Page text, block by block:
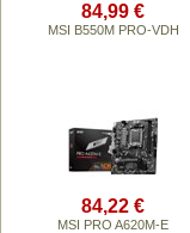
84,99 €
MSI B550M PRO-VDH
84,22 €
MSI PRO A620M-E